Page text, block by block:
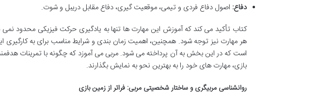
دفاع: اصول دفاع فردی و تیمی، موقعیت گیری، دفاع مقابل دریبل و شوت.
کتاب تأکید می کند که آموزش این مهارت ها تنها به یادگیری حرکت فیزیکی محدود نمی
هر مهارت نیز توجه شود. همچنین، اهمیت زمان بندی و شرایط مناسب برای به کارگیری
است که در این بخش به آن پرداخته می شود. مربی می آموزد که چگونه با تمرینات
بازی، مهارت های خود را به بهترین نحو به نمایش بگذارند.
روانشناسی مربیگری و ساختار شخصیتی مربی: فراتر از زمین بازی